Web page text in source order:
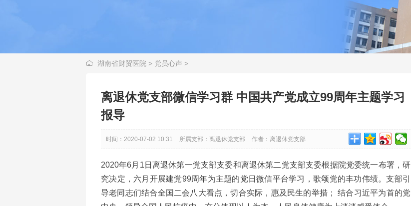
湖南省财贸医院 > 党员心声 >
离退休党支部微信学习群 中国共产党成立99周年主题学习
报导
时间：2020-07-02 10:31 所属支部：离退休党支部 作者：离退休党支部
2020年6月1日离退休第一党支部支委和离退休第二党支部支委根据院党委统一布署，研
究决定，六月开展建党99周年为主题的党日微信平台学习，歌颂党的丰功伟绩。支部引
导老同志们结合全国二会八大看点，切合实际，惠及民生的举措； 结合习近平为首的党